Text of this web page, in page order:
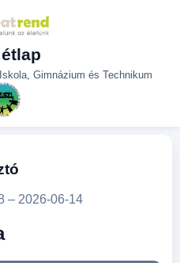
Gimnázium és Technikum
– 2026-06-14